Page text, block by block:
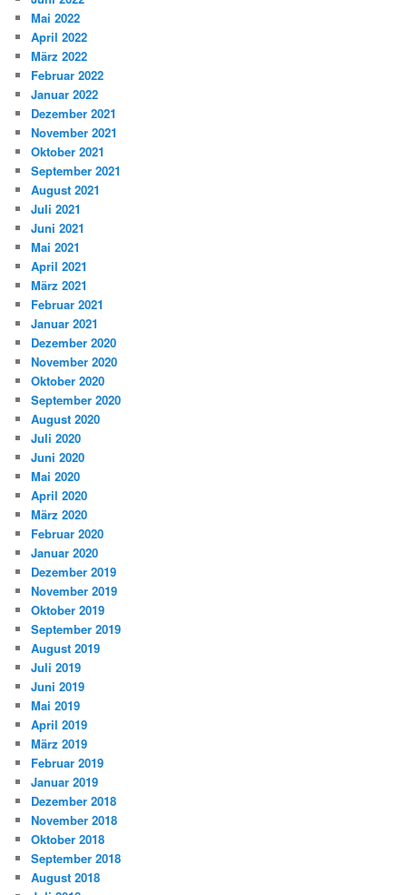
Mai 2022
April 2022
März 2022
Februar 2022
Januar 2022
Dezember 2021
November 2021
Oktober 2021
September 2021
August 2021
Juli 2021
Juni 2021
Mai 2021
April 2021
März 2021
Februar 2021
Januar 2021
Dezember 2020
November 2020
Oktober 2020
September 2020
August 2020
Juli 2020
Juni 2020
Mai 2020
April 2020
März 2020
Februar 2020
Januar 2020
Dezember 2019
November 2019
Oktober 2019
September 2019
August 2019
Juli 2019
Juni 2019
Mai 2019
April 2019
März 2019
Februar 2019
Januar 2019
Dezember 2018
November 2018
Oktober 2018
September 2018
August 2018